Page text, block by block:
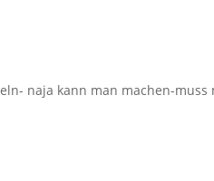
naja kann man machen-muss